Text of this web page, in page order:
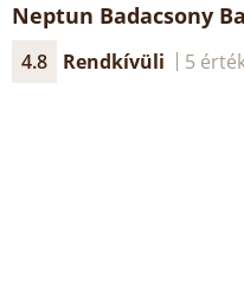
Neptun Badacsony
4.8 Rendkívüli 5